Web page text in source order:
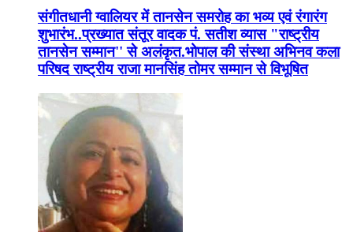
संगीतधानी ग्वालियर में तानसेन समरोह का भव्य एवं रंगारंग
शुभारंभ..प्रख्यात संतूर वादक पं. सतीश व्यास "राष्ट्रीय
तानसेन सम्मान'' से अलंकृत.भोपाल की संस्था अभिनव कला
परिषद राष्ट्रीय राजा मानसिंह तोमर सम्मान से विभूषित